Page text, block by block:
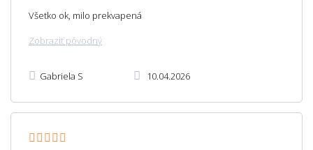
Všetko ok, milo prekvapená
Zobraziť pôvodný
Gabriela S 10.04.2026